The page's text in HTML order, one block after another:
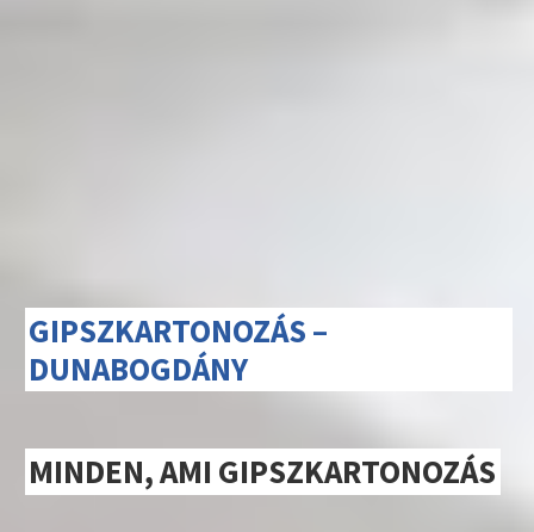
GIPSZKARTONOZÁS –
DUNABOGDÁNY
MINDEN, AMI GIPSZKARTONOZÁS